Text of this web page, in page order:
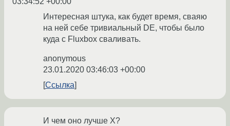
Интересная штука, как будет время, сваяю
на ней себе тривиальный DE, чтобы было
куда с Fluxbox сваливать.
anonymous
23.01.2020 03:46:03 +00:00
Ссылка
И чем оно лучше X?